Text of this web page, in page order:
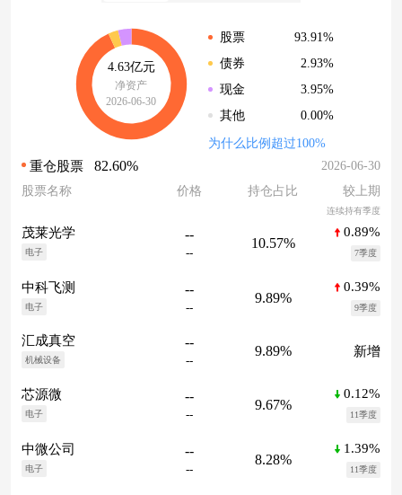
4.63亿元
净资产
2026-06-30
股票
93.91%
债券
2.93%
现金
3.95%
其他
0.00%
为什么比例超过100%
重仓股票 82.60%
2026-06-30
股票名称
价格 持仓占比 较上期
连续持有季度
茂莱光学
电子
--
--
10.57%
0.89%
7季度
中科飞测
电子
--
--
9.89%
0.39%
9季度
汇成真空
机械设备
--
--
9.89% 新增
芯源微
电子
--
--
9.67%
0.12%
11季度
中微公司
电子
--
--
8.28%
1.39%
11季度